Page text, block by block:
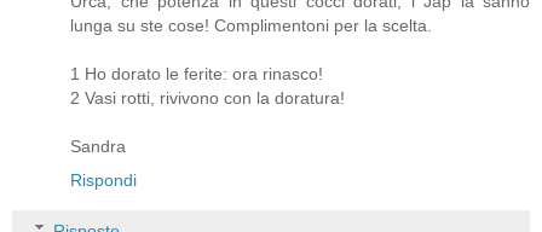
lunga su ste cose! Complimentoni per la scelta.
1 Ho dorato le ferite: ora rinasco!
2 Vasi rotti, rivivono con la doratura!
Sandra
Rispondi